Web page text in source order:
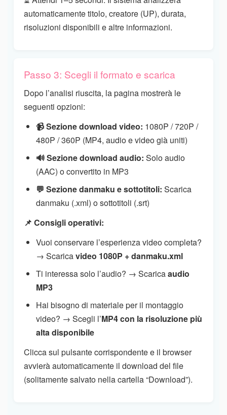
automaticamente titolo, creatore (UP), durata,
risoluzioni disponibili e altre informazioni.
Passo 3: Scegli il formato e scarica
Dopo l’analisi riuscita, la pagina mostrerà le
seguenti opzioni:
📹 Sezione download video: 1080P / 720P /
480P / 360P (MP4, audio e video già uniti)
🔊 Sezione download audio: Solo audio
(AAC) o convertito in MP3
💬 Sezione danmaku e sottotitoli: Scarica
danmaku (.xml) o sottotitoli (.srt)
📌 Consigli operativi:
Vuoi conservare l’esperienza video completa?
→ Scaricavideo 1080P + danmaku.xml
Ti interessa solo l’audio? → Scaricaaudio
MP3
Hai bisogno di materiale per il montaggio
video? → Scegli l’MP4 con la risoluzione più
alta disponibile
Clicca sul pulsante corrispondente e il browser
avvierà automaticamente il download del file
(solitamente salvato nella cartella “Download”).